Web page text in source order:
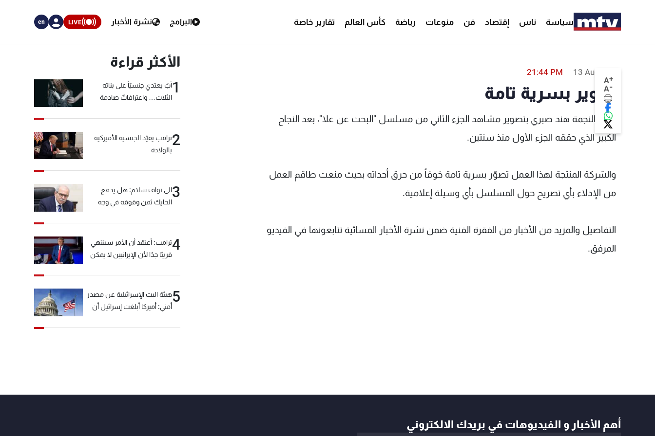
سياسة ناس إقتصاد فن منوعات رياضة كأس العالم تقارير خاصة البرامج نشرة الأخبار LIVE
en
A+
A-
13 Aug 2023
21:44 PM
تصوير بسرية تامة
بدأت النجمة هند صبري بتصوير مشاهد الجزء الثاني من مسلسل "البحث عن علا"، بعد النجاح
الكبير الذي حققه الجزء الأول منذ سنتين.
والشركة المنتجة لهذا العمل تصوّر بسرية تامة خوفاً من حرق أحداثه بحيث منعت طاقم العمل
من الإدلاء بأي تصريح حول المسلسل بأي وسيلة إعلامية.
التفاصيل والمزيد من الأخبار من الفقرة الفنية ضمن نشرة الأخبار المسائية تتابعونها في الفيديو
المرفق.
الأكثر قراءة
1أبٌ يعتدي جنسيّاً على بناته
الثلاث… واعترافاتٌ صادمة
2ترامب يقيّد الجنسية الأميركية
بالولادة
3الى نواف سلام: هل يدفع
الحايك ثمن وقوفه في وجه
4ترامب: أعتقد أن الأمر سينتهي
قريبًا جدًا لأن الإيرانيين لا يمكن
5هيئة البث الإسرائيلية عن مصدر
أمني: أميركا أبلغت إسرائيل أن
أهم الأخبار و الفيديوهات في بريدك الالكتروني